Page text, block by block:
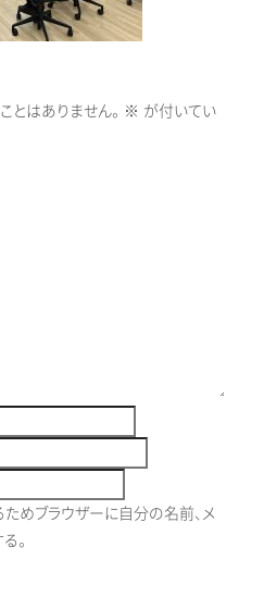
とはありません。 ※ が付いてい
めブラウザーに自分の名前、メ
。